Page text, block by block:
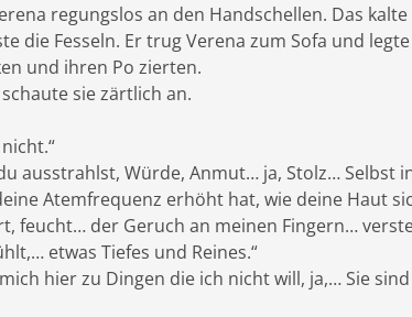
regungslos an den Handschellen. Das
die Fesseln. Er trug Verena zum Sofa und
und ihren Po zierten.
sie zärtlich an.
ausstrahlst, Würde, Anmut… ja, Stolz… Selbst
Atemfrequenz erhöht hat, wie deine Haut
feucht… der Geruch an meinen Fingern…
etwas Tiefes und Reines.“
hier zu Dingen die ich nicht will, ja,… Sie